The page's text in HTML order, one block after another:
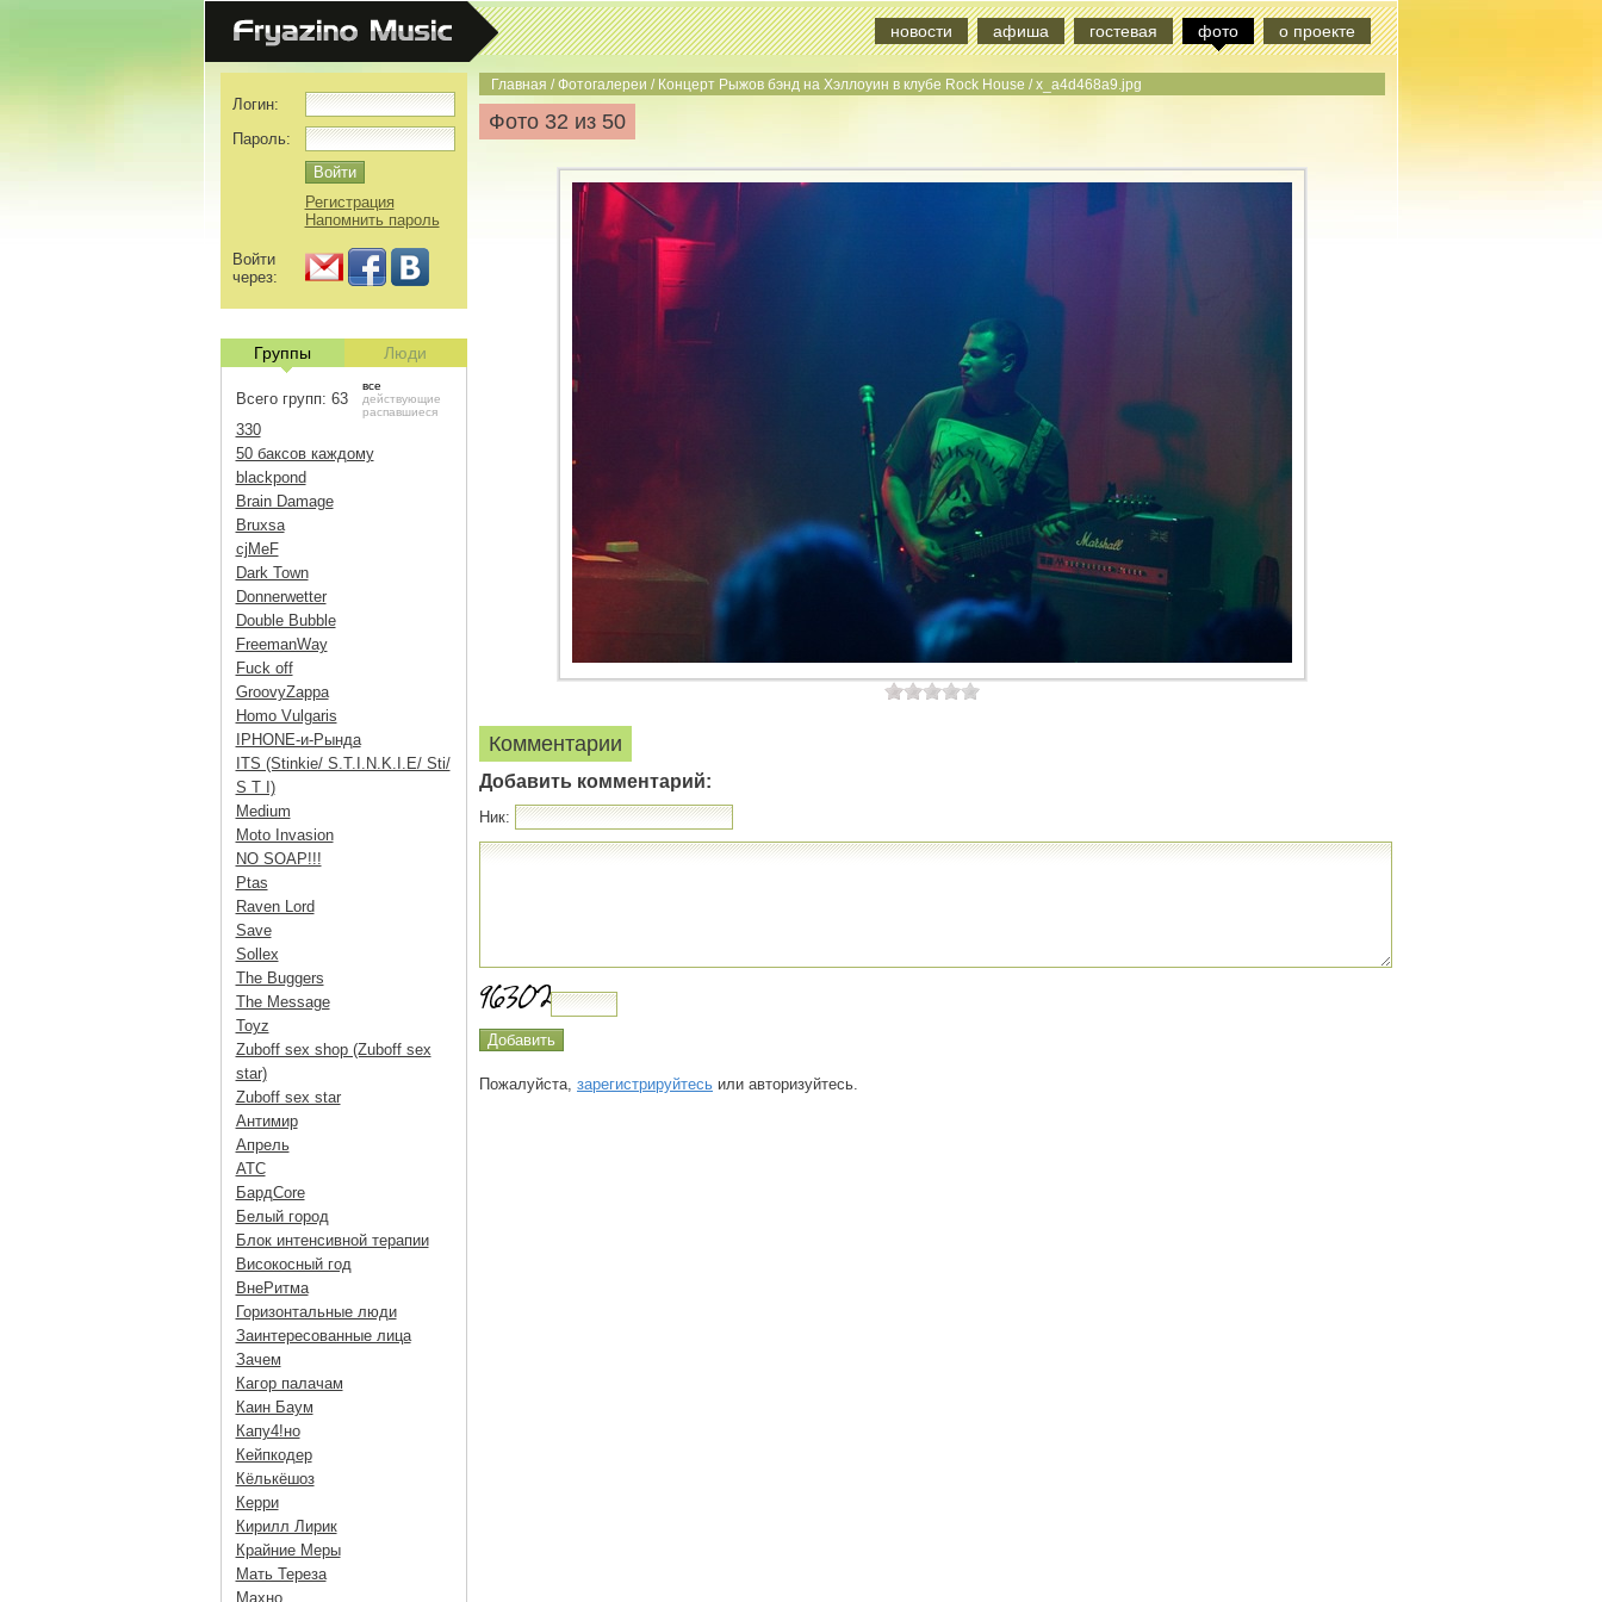
новости афиша гостевая фото о проекте
Главная /Фотогалереи / Концерт Рыжов бэнд на Хэллоуин в клубе Rock House /x_a4d468a9.jpg
Фото 32 из 50
Комментарии
Добавить комментарий:
Ник:
Пожалуйста, зарегистрируйтесь или авторизуйтесь.
Логин:
Пароль:
Регистрация
Напомнить пароль
Войти
через:
Группы Люди
Всего групп: 63
все
действующие
распавшиеся
330
50 баксов каждому
blackpond
Brain Damage
Bruxsa
cjMeF
Dark Town
Donnerwetter
Double Bubble
FreemanWay
Fuck off
GroovyZappa
Homo Vulgaris
IPHONE-и-Рында
ITS (Stinkie/ S.T.I.N.K.I.E/ Sti/
S T I)
Medium
Moto Invasion
NO SOAP!!!
Ptas
Raven Lord
Save
Sollex
The Buggers
The Message
Toyz
Zuboff sex shop (Zuboff sex
star)
Zuboff sex star
Антимир
Апрель
АТС
БардCore
Белый город
Блок интенсивной терапии
Високосный год
ВнеРитма
Горизонтальные люди
Заинтересованные лица
Зачем
Кагор палачам
Каин Баум
Капу4!но
Кейпкодер
Кёлькёшоз
Керри
Кирилл Лирик
Крайние Меры
Мать Тереза
Махно